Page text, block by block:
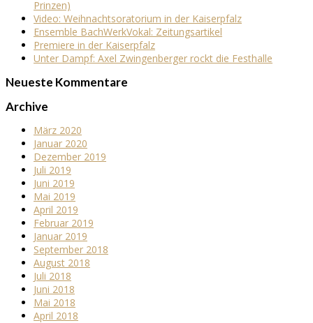
Prinzen)
Video: Weihnachtsoratorium in der Kaiserpfalz
Ensemble BachWerkVokal: Zeitungsartikel
Premiere in der Kaiserpfalz
Unter Dampf: Axel Zwingenberger rockt die Festhalle
Neueste Kommentare
Archive
März 2020
Januar 2020
Dezember 2019
Juli 2019
Juni 2019
Mai 2019
April 2019
Februar 2019
Januar 2019
September 2018
August 2018
Juli 2018
Juni 2018
Mai 2018
April 2018